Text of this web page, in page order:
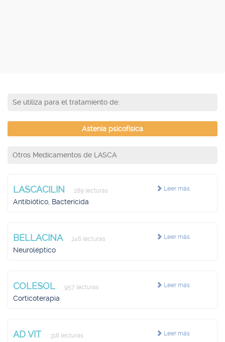
Se utiliza para el tratamiento de:
Astenia psicofísica
Otros Medicamentos de LASCA
Leer más
LASCACILIN 289 lecturas
Antibiótico, Bactericida
Leer más
BELLACINA 246 lecturas
Neuroléptico
Leer más
COLESOL 957 lecturas
Corticoterapia
Leer más
AD VIT 318 lecturas